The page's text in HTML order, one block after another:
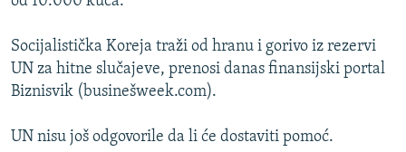
SPECIJALI RSE
VIŠE OD NASLOVA
GENOCID U SREBRENICI
TV LIBERTY
PRATITE NAS
Sve RFE/RL stranice
Socijalistička Koreja traži od hranu i gorivo iz rezervi
UN za hitne slučajeve, prenosi danas finansijski portal
Biznisvik (businešweek.com).
UN nisu još odgovorile da li će dostaviti pomoć.